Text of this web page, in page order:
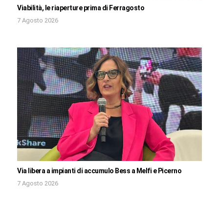
Viabilità, le riaperture prima di Ferragosto
7 Agosto 2026
Via libera a impianti di accumulo Bess a Melfi e Picerno
7 Agosto 2026